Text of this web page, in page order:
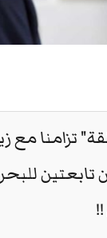
تزامنا مع